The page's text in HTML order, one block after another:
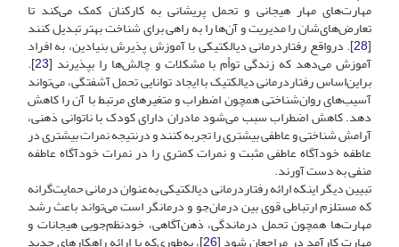
مهارت‌های مهار هیجانی و تحمل پریشانی به کارکنان کمک می‌کند تا
تعارض‌های‌شان را مدیریت و آن‌ها را به راهی برای شناخت بهتر تبدیل کنند
[
28]. درواقع رفتاردرمانی دیالکتیکی با آموزش پذیرش بنیادین، به افراد
آموزش می‌دهد که زندگی توأم با مشکلات و چالش‌ها را بپذیرند [23
].
براین‌اساس رفتاردرمانی دیالکتیک با ایجاد توانایی تحمل آشفتگی، می‌تواند
آسیب‌های روان‌شناختی همچون اضطراب و متغیرهای مرتبط با آن را کاهش
دهد. کاهش اضطراب سبب می‌شود مادران دارای کودک با ناتوانی ذهنی،
آرامش شناختی و عاطفی بیشتری را تجربه کنند و درنتیجه نمرات بیشتری در
عاطفه خودآگاه عاطفی مثبت و نمرات کمتری را در نمرات خودآگاه عاطفه
منفی به دست آورند.
تبیین دیگر اینکه ارائه رفتاردرمانی دیالکتیکی به‌عنوان درمانی حمایت‌گرانه
که مستلزم ارتباطی قوی بین درمان‌جو و درمانگر است می‌تواند باعث رشد
مهارت‌ها همچون تحمل درماندگی، ذهن‌آگاهی، خودنظم‌جویی هیجانات و
مهارت کارآمد در مراجعان شود [26]، به‌طوری‌که با ارائه راهکارهای جدید